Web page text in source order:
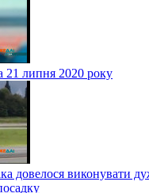
21 липня 2020 року
довелося виконувати